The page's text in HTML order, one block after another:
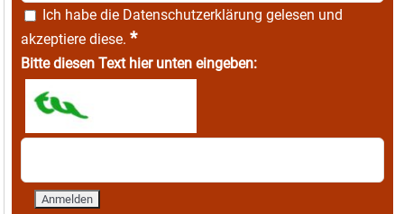
Ich habe die Datenschutzerklärung gelesen und
akzeptiere diese. *
Bitte diesen Text hier unten eingeben: